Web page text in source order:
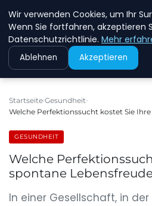
MFD
Startseite Gesundheit
Welche Perfektionssucht kostet Sie
GESUNDHEIT
Welche
spontane
In einer Gesellschaft, in der
Wir verwenden Cookies, um Ihr
Wenn Sie fortfahren, akzeptieren
Datenschutzrichtlinie. Mehr
Ablehnen Akzeptieren